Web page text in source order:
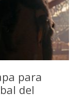
para
del